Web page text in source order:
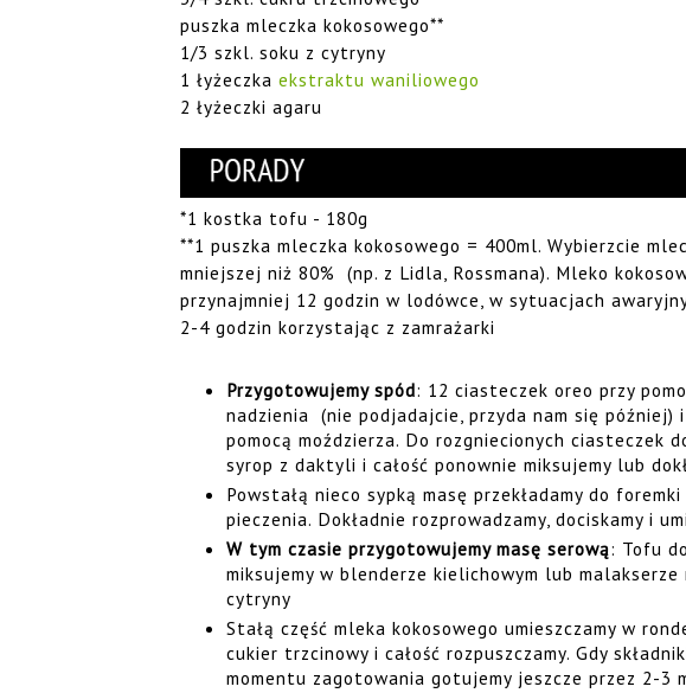
puszka mleczka kokosowego**
1/3 szkl. soku z cytryny
1 łyżeczka ekstraktu waniliowego
2 łyżeczki agaru
*1 kostka tofu - 180g
**1 puszka mleczka kokosowego = 400ml. Wybierzcie
mniejszej niż 80% (np. z Lidla, Rossmana). Mleko
przynajmniej 12 godzin w lodówce, w sytuacjach
2-4 godzin korzystając z zamrażarki
Przygotowujemy spód: 12 ciasteczek oreo przy
nadzienia (nie podjadajcie, przyda nam się później)
pomocą moździerza. Do rozgniecionych ciasteczek
syrop z daktyli i całość ponownie miksujemy lub
Powstałą nieco sypką masę przekładamy do
pieczenia. Dokładnie rozprowadzamy, dociskamy i
W tym czasie przygotowujemy masę serową: Tofu
miksujemy w blenderze kielichowym lub malakserze
cytryny
Stałą część mleka kokosowego umieszczamy w
cukier trzcinowy i całość rozpuszczamy. Gdy
momentu zagotowania gotujemy jeszcze przez 2-3